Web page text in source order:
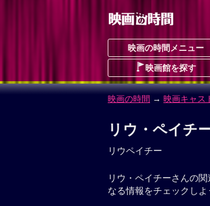
映画の時間メニュー
映画館を探す
映画の時間 → 映画キャス
リウ・ペイチ
リウペイチー
リウ・ペイチーさんの
なる情報をチェックしよ